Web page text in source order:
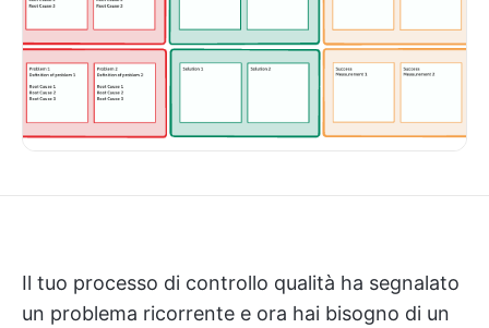
Il tuo processo di controllo qualità ha segnalato
un problema ricorrente e ora hai bisogno di un